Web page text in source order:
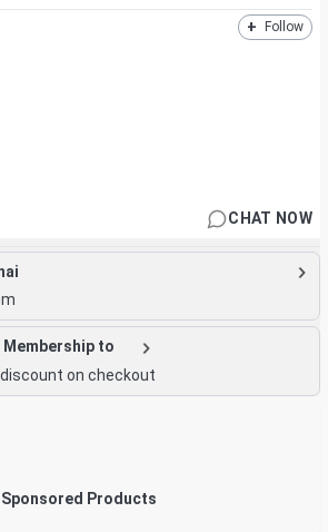
+ Follow
CHAT NOW
Membership to
on checkout
Sponsored Products